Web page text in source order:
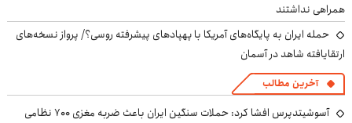
همراهی نداشتند
حمله ایران به پایگاه‌های آمریکا با پهپادهای پیشرفته روسی؟/ پرواز نسخه‌های
ارتقایافته شاهد در آسمان
آخرین مطالب
آسوشیتدپرس افشا کرد: حملات سنگین ایران باعث ضربه مغزی ۷۰۰ نظامی